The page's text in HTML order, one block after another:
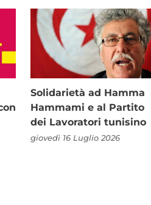
Solidarietà ad Hamma
Hammami e al Partito
dei Lavoratori tunisino
giovedì 16 Luglio 2026